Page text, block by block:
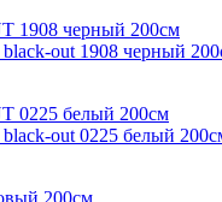
out 1908 черный
out 0225 белый